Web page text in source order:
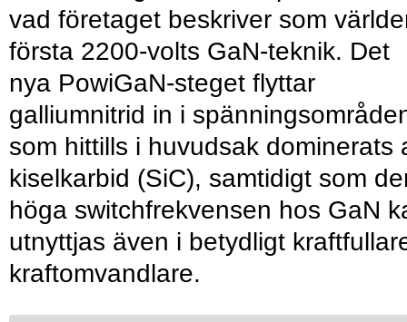
vad företaget beskriver som
första 2200-volts GaN-teknik. Det
nya PowiGaN-steget flyttar
galliumnitrid in i
som hittills i huvudsak dominerats
kiselkarbid (SiC), samtidigt som
höga switchfrekvensen hos GaN
utnyttjas även i betydligt
kraftomvandlare.